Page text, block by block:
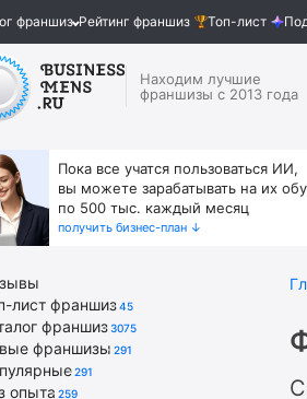
франшиз Рейтинг франшиз Топ-лист
Находим лучшие
франшизы с 2013 года
Пока все учатся пользоваться ИИ,
вы можете зарабатывать на их
по 500 тыс. каждый месяц
получить бизнес-план ↓
лист франшиз45
франшиз3075
франшизы 291
291
опыта 259